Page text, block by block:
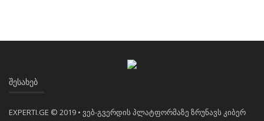
ᲨᲔᲡᲐᲮᲔᲑ
EXPERTI.GE © 2019 • ვებ-გვერდის პლატფორმაზე ზრუნავს კიბერ